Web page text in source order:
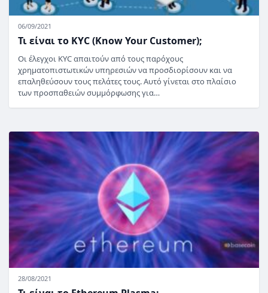
06/09/2021
Τι είναι το KYC (Know Your Customer);
Οι έλεγχοι KYC απαιτούν από τους παρόχους
χρηματοπιστωτικών υπηρεσιών να προσδιορίσουν και να
επαληθεύσουν τους πελάτες τους. Αυτό γίνεται στο πλαίσιο
των προσπαθειών συμμόρφωσης για…
28/08/2021